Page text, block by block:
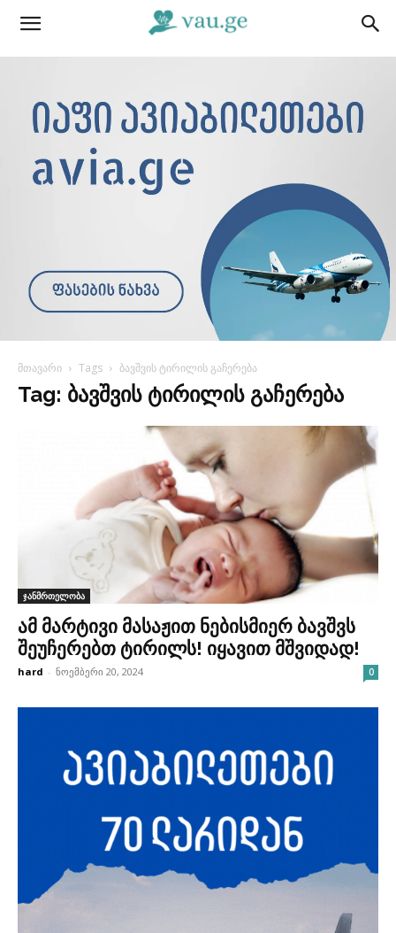
მთავარი Tags ბავშვის ტირილის გაჩერება
Tag: ბავშვის ტირილის გაჩერება
ჯანმრთელობა
ამ მარტივი მასაჟით ნებისმიერ ბავშვს
შეუჩერებთ ტირილს! იყავით მშვიდად!
hard - ნოემბერი 20, 2024 0